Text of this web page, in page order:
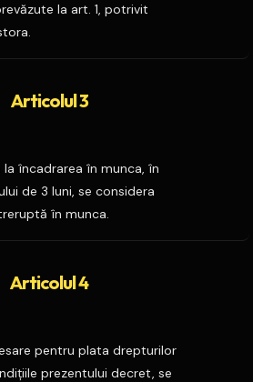
la art. 1, potrivit
Articolul 3
la încadrarea în munca, în
de 3 luni, se considera
în munca.
Articolul 4
pentru plata drepturilor
prezentului decret, se